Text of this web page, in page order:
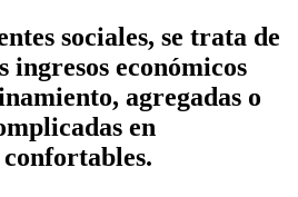
sociales, se trata de
ingresos económicos
agregadas o
en